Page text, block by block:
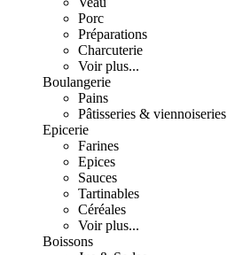
Porc
Préparations
Charcuterie
Voir plus...
Boulangerie
Pains
Pâtisseries & viennoiseries
Epicerie
Farines
Epices
Sauces
Tartinables
Céréales
Voir plus...
Boissons